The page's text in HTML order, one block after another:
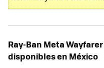
Ray-Ban Meta Wayfarer
disponibles en México